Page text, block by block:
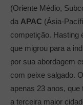
(Oriente Médio,
da APAC (Ásia-
competição. Hasting
que migrou para a
por sua abordagem
com peixe salgado.
apenas 23 anos, que
a terceira maior